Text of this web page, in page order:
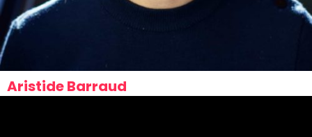
Aristide Barraud